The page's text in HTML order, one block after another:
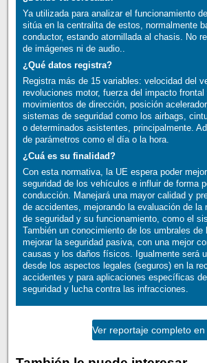
Ya utilizada para analizar el funcionamiento
sitúa en la centralita de estos, normalmente
conductor, estando atornillada al chasis. No
de imágenes ni de audio..
¿Qué datos registra?
Registra más de 15 variables: velocidad del
revoluciones motor, fuerza del impacto frontal
movimientos de dirección, posición
sistemas de seguridad como los airbags,
o determinados asistentes, principalmente.
de parámetros como el día o la hora.
¿Cuá es su finalidad?
Con esta normativa, la UE espera poder
seguridad de los vehículos e influir de forma
conducción. Manejará una mayor calidad y
de accidentes, mejorando la evaluación de la
de seguridad y su funcionamiento, como el
También un conocimiento de los umbrales de
mejorar la seguridad pasiva, con una mejor
causas y los daños físicos. Igualmente será
desde los aspectos legales (seguros) en la
accidentes y para aplicaciones específicas de
seguridad y lucha contra las infracciones.
Ver reportaje completo